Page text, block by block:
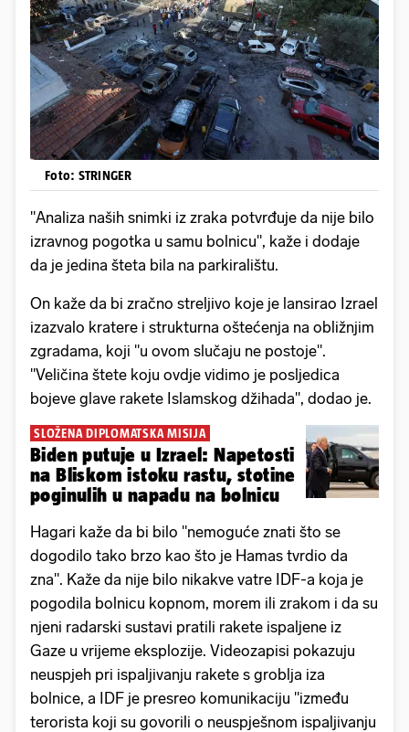
Foto: STRINGER
"Analiza naših snimki iz zraka potvrđuje da nije bilo
izravnog pogotka u samu bolnicu", kaže i dodaje
da je jedina šteta bila na parkiralištu.
On kaže da bi zračno streljivo koje je lansirao Izrael
izazvalo kratere i strukturna oštećenja na obližnjim
zgradama, koji "u ovom slučaju ne postoje".
"Veličina štete koju ovdje vidimo je posljedica
bojeve glave rakete Islamskog džihada", dodao je.
SLOŽENA DIPLOMATSKA MISIJA
Biden putuje u Izrael: Napetosti
na Bliskom istoku rastu, stotine
poginulih u napadu na bolnicu
Hagari kaže da bi bilo "nemoguće znati što se
dogodilo tako brzo kao što je Hamas tvrdio da
zna". Kaže da nije bilo nikakve vatre IDF-a koja je
pogodila bolnicu kopnom, morem ili zrakom i da su
njeni radarski sustavi pratili rakete ispaljene iz
Gaze u vrijeme eksplozije. Videozapisi pokazuju
neuspjeh pri ispaljivanju rakete s groblja iza
bolnice, a IDF je presreo komunikaciju "između
terorista koji su govorili o neuspješnom ispaljivanju